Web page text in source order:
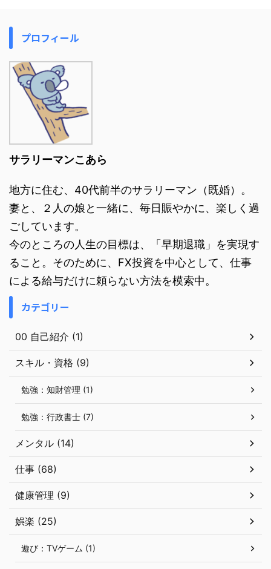
プロフィール
サラリーマンこあら
地方に住む、40代前半のサラリーマン（既婚）。
妻と、２人の娘と一緒に、毎日賑やかに、楽しく過
ごしています。
今のところの人生の目標は、「早期退職」を実現す
ること。そのために、FX投資を中心として、仕事
による給与だけに頼らない方法を模索中。
カテゴリー
00 自己紹介 (1)
スキル・資格 (9)
勉強：知財管理 (1)
勉強：行政書士 (7)
メンタル (14)
仕事 (68)
健康管理 (9)
娯楽 (25)
遊び：TVゲーム (1)